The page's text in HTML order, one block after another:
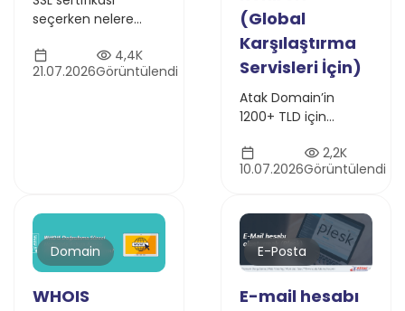
seçerken nelere
HTTPS, SEO, KVKK
uyumluluğu, ücretsiz
21.07.2026
4,4K
Görüntülendi
(Global
Karşılaştırma
Servisleri İçin)
Atak Domain’in
1200+ TLD için
domain fiyatlarını
JSON API veya
yöntemleriyle
entegre edin. Global
fiyat karşılaştırma
servisleri için teknik
entegrasyon rehberi.
10.07.2026
2,2K
Görüntülendi
Domain
WHOIS
E-Posta
E-mail hesabı